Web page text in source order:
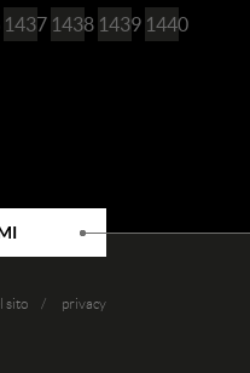
1437 1438 1439 1440
sito / privacy